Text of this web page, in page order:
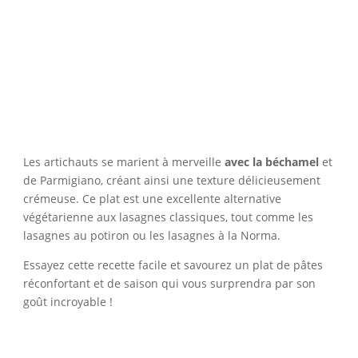
Les artichauts se marient à merveille avec la béchamelet
de Parmigiano, créant ainsi une texture délicieusement
crémeuse. Ce plat est une excellente alternative
végétarienne aux lasagnes classiques, tout comme les
lasagnes au potiron ou les lasagnes à la Norma.
Essayez cette recette facile et savourez un plat de pâtes
réconfortant et de saison qui vous surprendra par son
goût incroyable !